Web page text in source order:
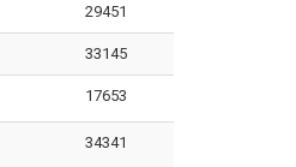
29451
33145
17653
34341